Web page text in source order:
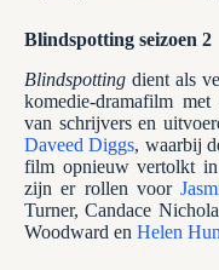
Blindspotting seizoen 2
Blindspotting dient als
komedie-dramafilm
van schrijvers en
Daveed Diggs, waarbij
film opnieuw vertolkt
zijn er rollen voor
Turner, Candace
Woodward en Helen